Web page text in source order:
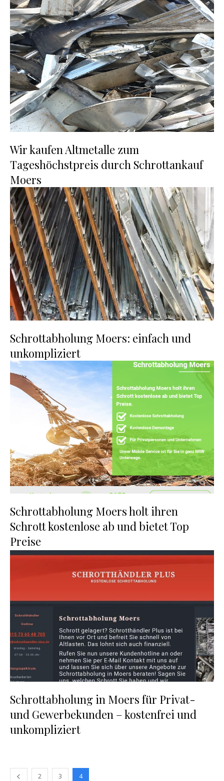
Wir kaufen Altmetalle zum
Tageshöchstpreis durch Schrottankauf
Moers
Schrottabholung Moers: einfach und
unkompliziert
Schrottabholung Moers holt ihren
Schrott kostenlose ab und bietet Top
Preise
Schrottabholung in Moers für Privat-
und Gewerbekunden – kostenfrei und
unkompliziert
2 3 4